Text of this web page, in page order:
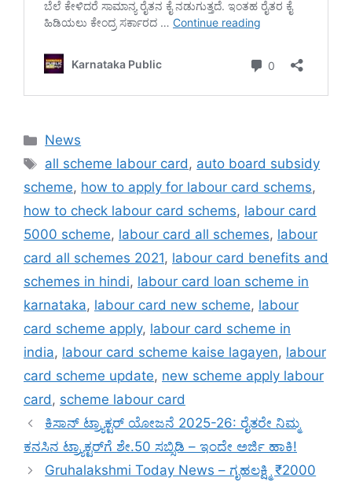
Categories
News
Tags
all scheme labour card, auto board subsidy
scheme, how to apply for labour card schems,
how to check labour card schems, labour card
5000 scheme, labour card all schemes, labour
card all schemes 2021, labour card benefits and
schemes in hindi, labour card loan scheme in
karnataka, labour card new scheme, labour
card scheme apply, labour card scheme in
india, labour card scheme kaise lagayen, labour
card scheme update, new scheme apply labour
card, scheme labour card
ಕಿಸಾನ್ ಟ್ರ್ಯಾಕ್ಟರ್ ಯೋಜನೆ 2025-26: ರೈತರೇ ನಿಮ್ಮ
ಕನಸಿನ ಟ್ರ್ಯಾಕ್ಟರ್‌ಗೆ ಶೇ.50 ಸಬ್ಸಿಡಿ – ಇಂದೇ ಅರ್ಜಿ ಹಾಕಿ!
Gruhalakshmi Today News – ಗೃಹಲಕ್ಷ್ಮಿ ₹2000